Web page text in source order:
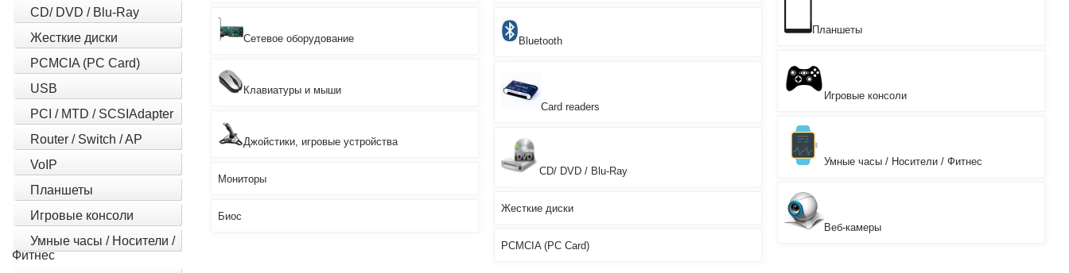
CD/ DVD / Blu-Ray
Жесткие диски
PCMCIA (PC Card)
USB
PCI / MTD / SCSIAdapter
Router / Switch / AP
VoIP
Планшеты
Игровые консоли
Умные часы / Носители /
Фитнес
Сетевое оборудование
Клавиатуры и мыши
Джойстики, игровые устройства
Мониторы
Биос
Bluetooth
Card readers
CD/ DVD / Blu-Ray
Жесткие диски
PCMCIA (PC Card)
Планшеты
Игровые консоли
Умные часы / Носители / Фитнес
Веб-камеры